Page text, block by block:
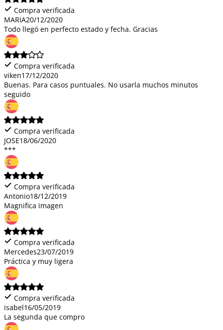
Compra verificada
MARIA20/12/2020
Todo llegó en perfecto estado y fecha. Gracias
Compra verificada
viken17/12/2020
Buenas. Para casos puntuales. No usarla muchos minutos
seguido
Compra verificada
JOSE18/06/2020
***
Compra verificada
Antonio18/12/2019
Magnifica imagen
Compra verificada
Mercedes23/07/2019
Práctica y muy ligera
Compra verificada
isabel16/05/2019
La segunda que compro